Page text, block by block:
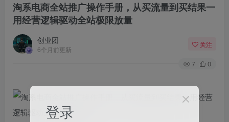
淘系电商全站推广操作手册，从买流量到买结果一
用经营逻辑驱动全站极限放量
创业团
6个月前更新
关注
7 0
登录